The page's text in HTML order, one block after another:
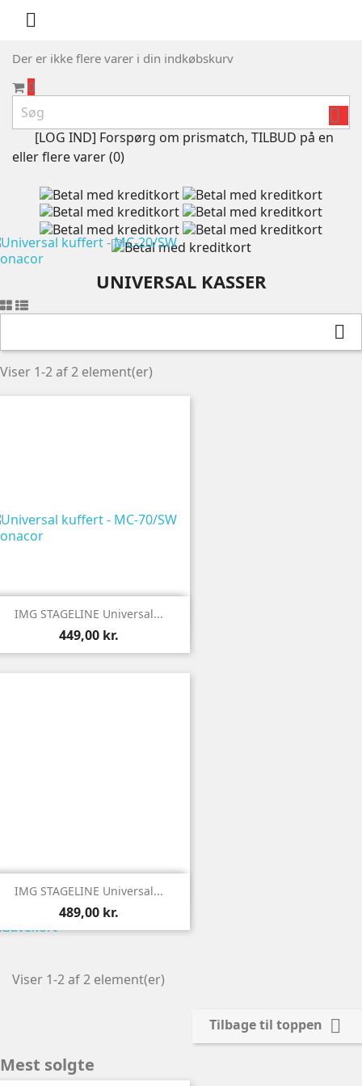

Der er ikke flere varer i din indkøbskurv
0

[LOG IND] Forspørg om prismatch, TILBUD på en
eller flere varer (0)
UNIVERSAL KASSER

Viser 1-2 af 2 element(er)
 Vis
IMG STAGELINE Universal...
449,00 kr.
 Vis
IMG STAGELINE Universal...
489,00 kr.
Viser 1-2 af 2 element(er)
Tilbage til toppen 
Mest solgte